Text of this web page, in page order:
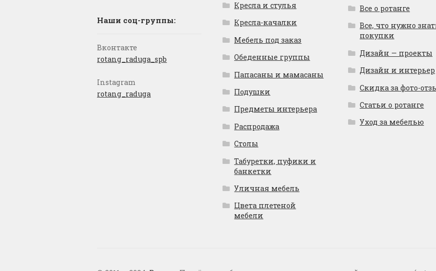
Наши соц-группы:
Вконтакте
rotang_raduga_spb
Instagram
rotang_raduga
Кресла и стулья
Кресла-качалки
Мебель под заказ
Обеденные группы
Папасаны и мамасаны
Подушки
Предметы интерьера
Распродажа
Столы
Табуретки, пуфики и
банкетки
Уличная мебель
Цвета плетеной
мебели
Все о ротанге
Все, что нужно
покупки
Дизайн — проекты
Дизайн и интерьер
Скидка за фото-
Статьи о ротанге
Уход за мебелью